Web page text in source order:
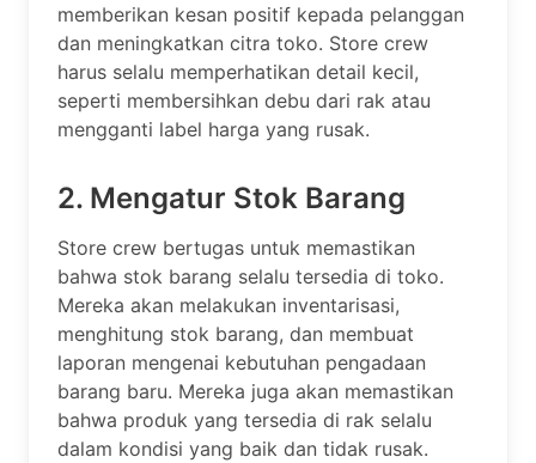
memberikan kesan positif kepada pelanggan
dan meningkatkan citra toko. Store crew
harus selalu memperhatikan detail kecil,
seperti membersihkan debu dari rak atau
mengganti label harga yang rusak.
2. Mengatur Stok Barang
Store crew bertugas untuk memastikan
bahwa stok barang selalu tersedia di toko.
Mereka akan melakukan inventarisasi,
menghitung stok barang, dan membuat
laporan mengenai kebutuhan pengadaan
barang baru. Mereka juga akan memastikan
bahwa produk yang tersedia di rak selalu
dalam kondisi yang baik dan tidak rusak.